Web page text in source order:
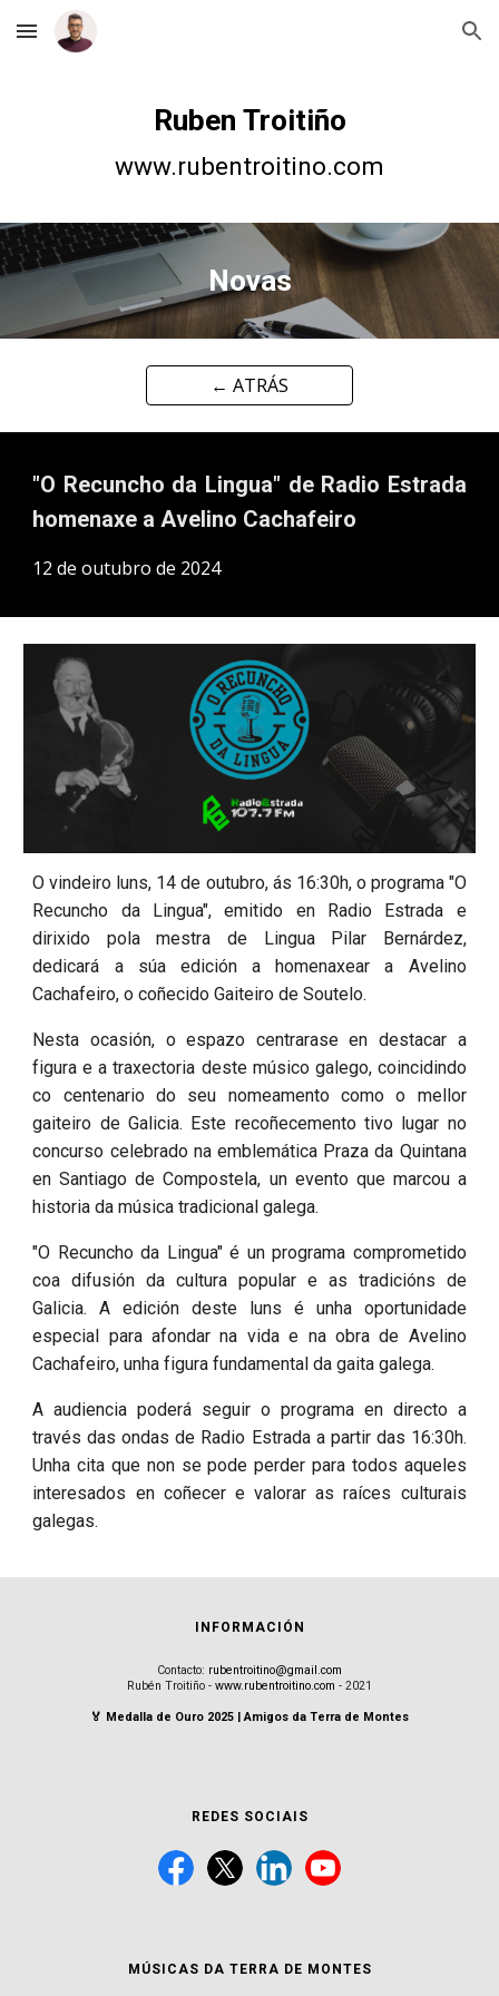
Skip to main content Skip to navigation
Ruben Troitiño
www.rubentroitino.com
Novas
← ATRÁS
"O Recuncho da Lingua" de Radio Estrada
homenaxe a Avelino Cachafeiro
12 deoutubro de 2024
O vindeiro luns, 14 de outubro, ás 16:30h, o programa "O
Recuncho da Lingua", emitido en Radio Estrada e
dirixido pola mestra de Lingua Pilar Bernárdez,
dedicará a súa edición a homenaxear a Avelino
Cachafeiro, o coñecido Gaiteiro de Soutelo.
Nesta ocasión, o espazo centrarase en destacar a
figura e a traxectoria deste músico galego, coincidindo
co centenario do seu nomeamento como o mellor
gaiteiro de Galicia. Este recoñecemento tivo lugar no
concurso celebrado na emblemática Praza da Quintana
en Santiago de Compostela, un evento que marcou a
historia da música tradicional galega.
"O Recuncho da Lingua" é un programa comprometido
coa difusión da cultura popular e as tradicións de
Galicia. A edición deste luns é unha oportunidade
especial para afondar na vida e na obra de Avelino
Cachafeiro, unha figura fundamental da gaita galega.
A audiencia poderá seguir o programa en directo a
través das ondas de Radio Estrada a partir das 16:30h.
Unha cita que non se pode perder para todos aqueles
interesados en coñecer e valorar as raíces culturais
galegas.
INFORMACIÓN
Contacto: rubentroitino@gmail.com
Rubén Troitiño - www.rubentroitino.com - 2021
🏅 Medalla de Ouro 2025 | Amigos da Terra de Montes
REDES SOCIAIS
MÚSICAS DA TERRA DE MONTES